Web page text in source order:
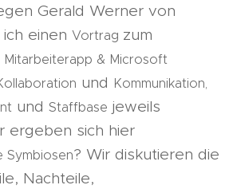
Gerald Werner von
einen Vortrag zum
Mitarbeiterapp & Microsoft
und Kommunikation,
und Staffbase jeweils
ergeben sich hier
Symbiosen? Wir diskutieren die
Nachteile,